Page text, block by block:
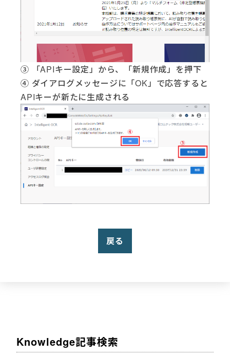
③ 「APIキー設定」から、「新規作成」を押下
④ ダイアログメッセージに「OK」で応答すると
APIキーが新たに生成される
戻る
Knowledge記事検索